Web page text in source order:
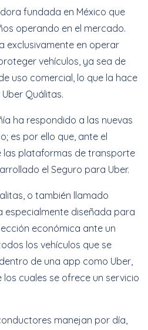
fundada en México que
operando en el mercado.
exclusivamente en operar
vehículos, ya sea de
uso comercial, lo que la hace
Quálitas.
ha respondido a las nuevas
es por ello que, ante el
las plataformas de transporte
el Seguro para Uber.
o también llamado
especialmente diseñada para
económica ante un
los vehículos que se
de una app como Uber,
los cuales se ofrece un servicio
manejan por día,